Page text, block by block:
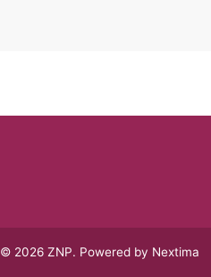
© 2026 ZNP. Powered by Nextima